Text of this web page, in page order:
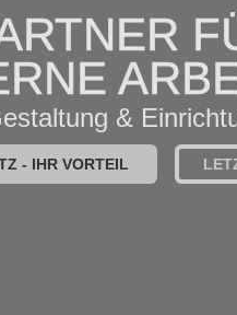
- IHR VORTEIL
&